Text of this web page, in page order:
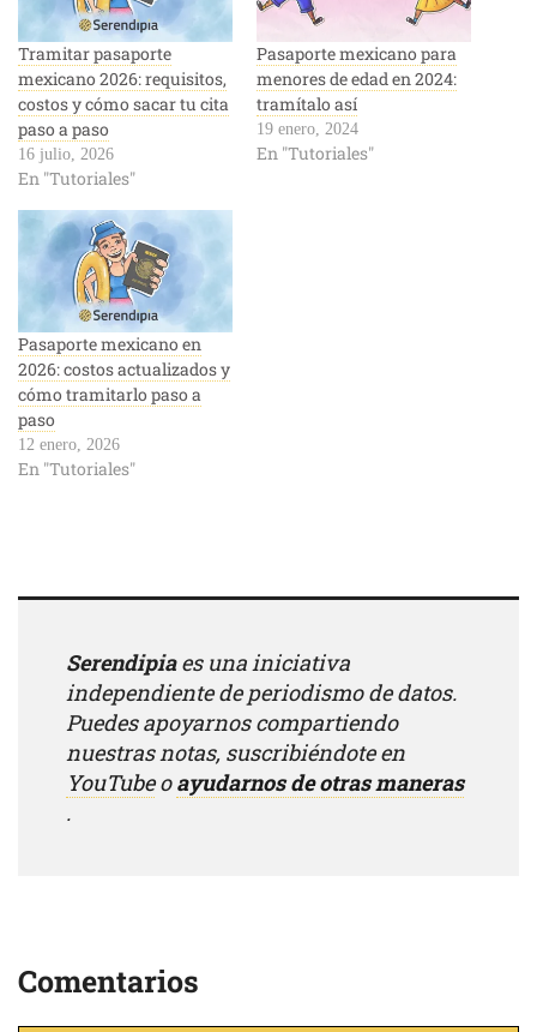
Tramitar pasaporte
mexicano 2026: requisitos,
costos y cómo sacar tu cita
paso a paso
16 julio, 2026
En "Tutoriales"
Pasaporte mexicano para
menores de edad en 2024:
tramítalo así
19 enero, 2024
En "Tutoriales"
Pasaporte mexicano en
2026: costos actualizados y
cómo tramitarlo paso a
paso
12 enero, 2026
En "Tutoriales"
Serendipiaes una iniciativa
independiente de periodismo de datos.
Puedes apoyarnos compartiendo
nuestras notas, suscribiéndote en
YouTubeoayudarnos de otras maneras
.
Comentarios